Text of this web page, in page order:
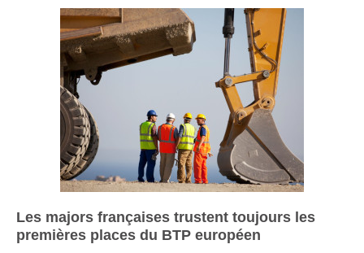
Les majors françaises trustent toujours les
premières places du BTP européen